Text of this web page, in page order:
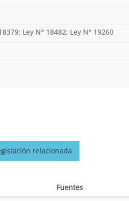
Ley N° 18482; Ley N° 19260
relacionada
Fuentes